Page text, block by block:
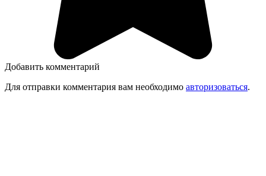
Добавить комментарий
Для отправки комментария вам необходимо авторизоваться.